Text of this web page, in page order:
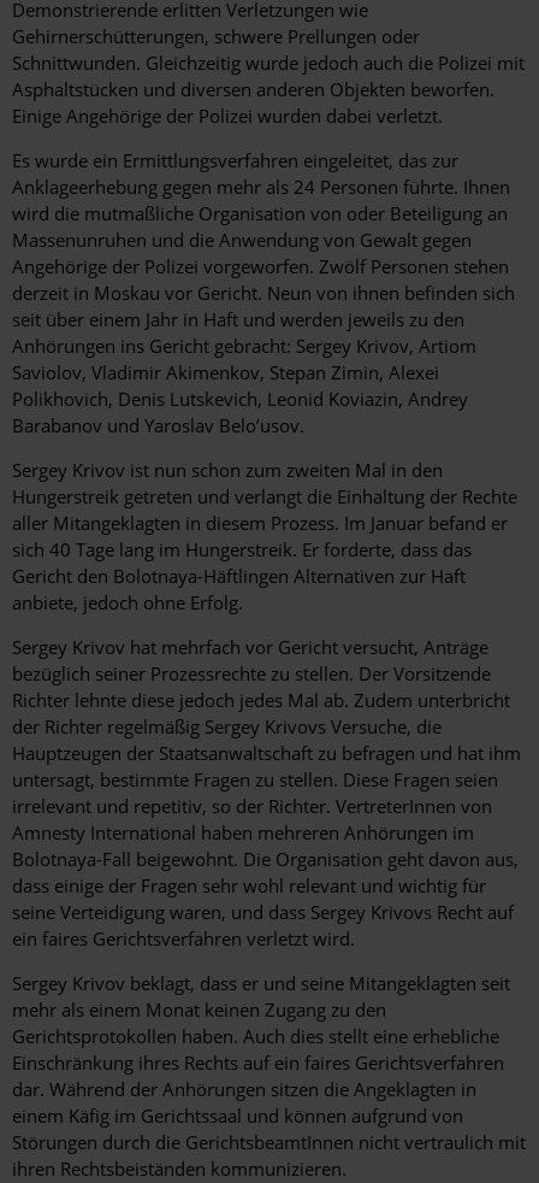
Demonstrierende erlitten Verletzungen wie
Gehirnerschütterungen, schwere Prellungen oder
Schnittwunden. Gleichzeitig wurde jedoch auch die Polizei mit
Asphaltstücken und diversen anderen Objekten beworfen.
Einige Angehörige der Polizei wurden dabei verletzt.
Es wurde ein Ermittlungsverfahren eingeleitet, das zur
Anklageerhebung gegen mehr als 24 Personen führte. Ihnen
wird die mutmaßliche Organisation von oder Beteiligung an
Massenunruhen und die Anwendung von Gewalt gegen
Angehörige der Polizei vorgeworfen. Zwölf Personen stehen
derzeit in Moskau vor Gericht. Neun von ihnen befinden sich
seit über einem Jahr in Haft und werden jeweils zu den
Anhörungen ins Gericht gebracht: Sergey Krivov, Artiom
Saviolov, Vladimir Akimenkov, Stepan Zimin, Alexei
Polikhovich, Denis Lutskevich, Leonid Koviazin, Andrey
Barabanov und Yaroslav Belo’usov.
Sergey Krivov ist nun schon zum zweiten Mal in den
Hungerstreik getreten und verlangt die Einhaltung der Rechte
aller Mitangeklagten in diesem Prozess. Im Januar befand er
sich 40 Tage lang im Hungerstreik. Er forderte, dass das
Gericht den Bolotnaya-Häftlingen Alternativen zur Haft
anbiete, jedoch ohne Erfolg.
Sergey Krivov hat mehrfach vor Gericht versucht, Anträge
bezüglich seiner Prozessrechte zu stellen. Der Vorsitzende
Richter lehnte diese jedoch jedes Mal ab. Zudem unterbricht
der Richter regelmäßig Sergey Krivovs Versuche, die
Hauptzeugen der Staatsanwaltschaft zu befragen und hat ihm
untersagt, bestimmte Fragen zu stellen. Diese Fragen seien
irrelevant und repetitiv, so der Richter. VertreterInnen von
Amnesty International haben mehreren Anhörungen im
Bolotnaya-Fall beigewohnt. Die Organisation geht davon aus,
dass einige der Fragen sehr wohl relevant und wichtig für
seine Verteidigung waren, und dass Sergey Krivovs Recht auf
ein faires Gerichtsverfahren verletzt wird.
Sergey Krivov beklagt, dass er und seine Mitangeklagten seit
mehr als einem Monat keinen Zugang zu den
Gerichtsprotokollen haben. Auch dies stellt eine erhebliche
Einschränkung ihres Rechts auf ein faires Gerichtsverfahren
dar. Während der Anhörungen sitzen die Angeklagten in
einem Käfig im Gerichtssaal und können aufgrund von
Störungen durch die GerichtsbeamtInnen nicht vertraulich mit
ihren Rechtsbeiständen kommunizieren.